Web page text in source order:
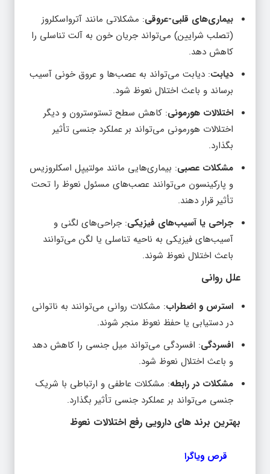
بیماری‌های قلبی-عروقی: مشکلاتی مانند آترواسکلروز
(تصلب شرایین) می‌تواند جریان خون به آلت تناسلی را
کاهش دهد.
دیابت: دیابت می‌تواند به عصب‌ها و عروق خونی آسیب
برساند و باعث اختلال نعوظ شود.
اختلالات هورمونی: کاهش سطح تستوسترون و دیگر
اختلالات هورمونی می‌تواند بر عملکرد جنسی تأثیر
بگذارد.
مشکلات عصبی: بیماری‌هایی مانند مولتیپل اسکلروزیس
و پارکینسون می‌توانند عصب‌های مسئول نعوظ را تحت
تأثیر قرار دهند.
جراحی یا آسیب‌های فیزیکی: جراحی‌های لگنی و
آسیب‌های فیزیکی به ناحیه تناسلی یا لگن می‌توانند
باعث اختلال نعوظ شوند.
علل روانی
استرس و اضطراب: مشکلات روانی می‌توانند به ناتوانی
در دستیابی یا حفظ نعوظ منجر شوند.
افسردگی: افسردگی می‌تواند میل جنسی را کاهش دهد
و باعث اختلال نعوظ شود.
مشکلات در رابطه: مشکلات عاطفی و ارتباطی با شریک
جنسی می‌تواند بر عملکرد جنسی تأثیر بگذارد.
بهترین برند های دارویی رفع اختلالات نعوظ
قرص ویاگرا